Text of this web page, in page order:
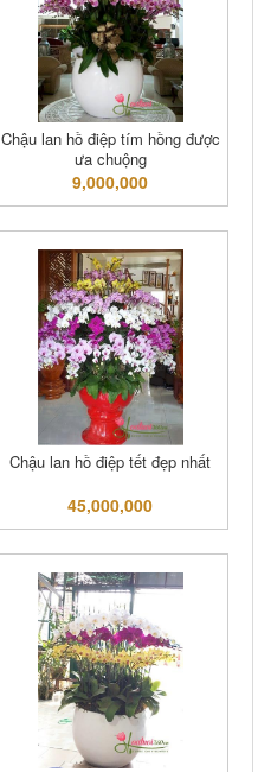
Chậu lan hồ điệp tím hồng được
ưa chuộng
9,000,000
Chậu lan hồ điệp tết đẹp nhất
45,000,000